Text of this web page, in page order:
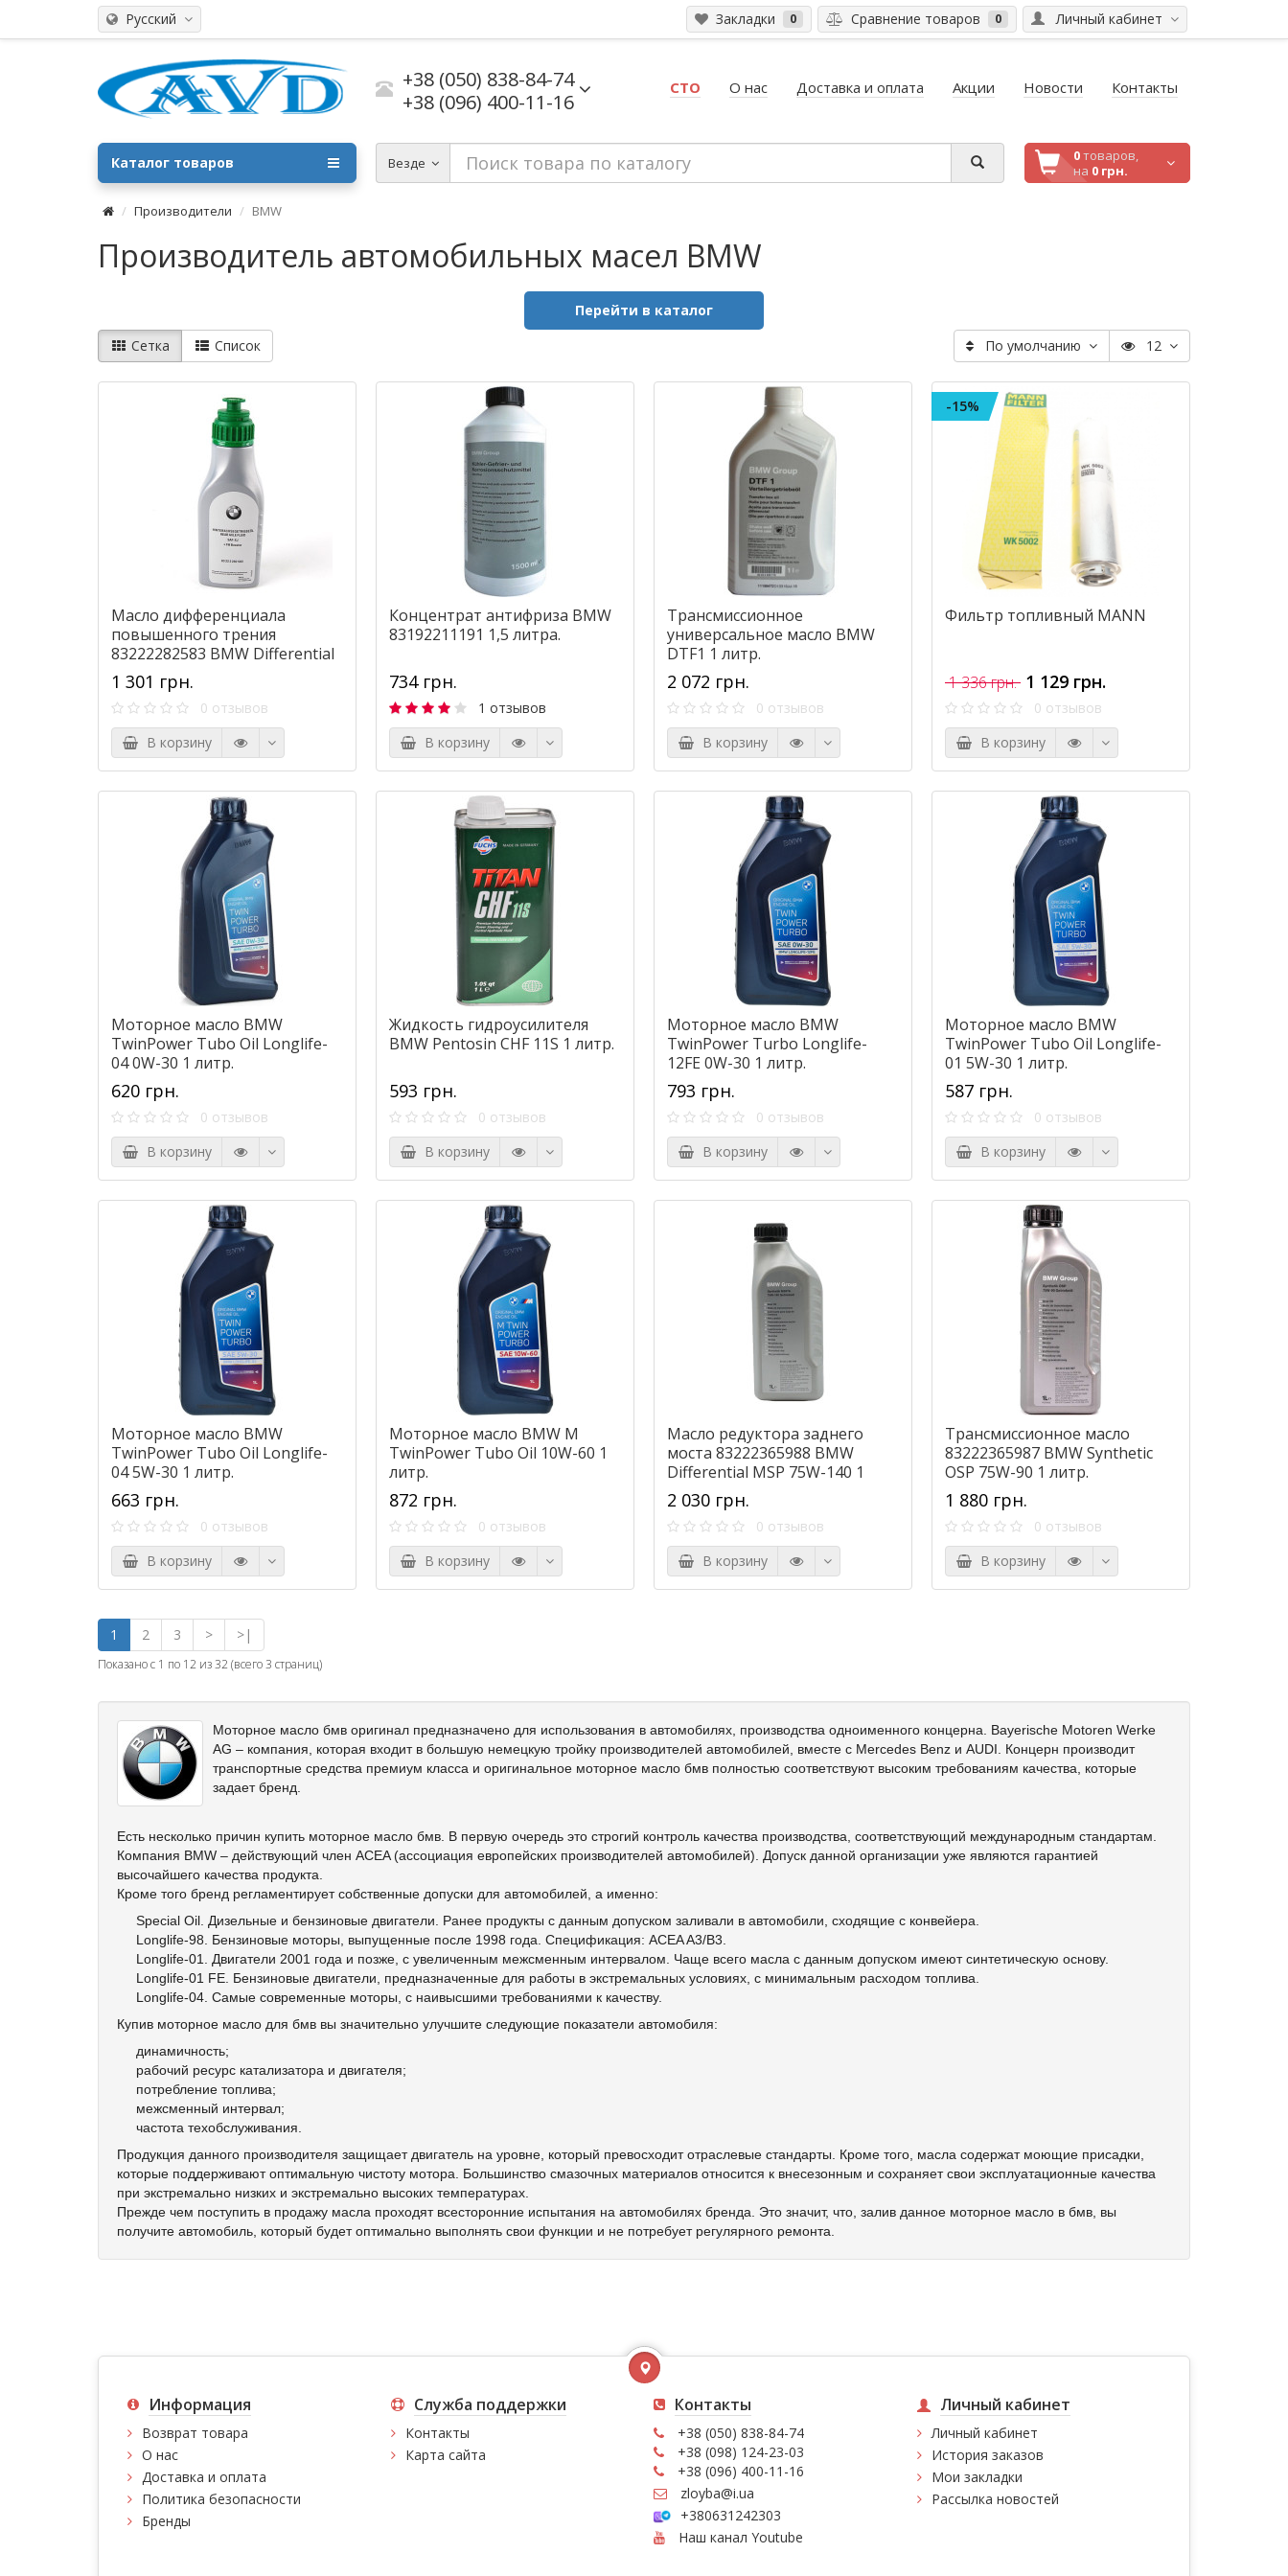
Русский Личный кабинет
Закладки 0 Сравнение товаров 0
+38 (050) 838-84-74
+38 (096) 400-11-16
СТО О нас Доставка и оплата Акции Новости Контакты
Везде 0товаров,
на 0 грн.
Каталог товаров
Производители BMW
Производитель автомобильных масел BMW
Перейти в каталог
Сетка
Список По умолчанию 12
Масло дифференциала
повышенного трения
83222282583 BMW Differential
Fluid SAF-XJ+FM 75W-140 0,5
литра.
1 301 грн.
0 отзывов
В корзину
Концентрат антифриза BMW
83192211191 1,5 литра.
734 грн.
1 отзывов
В корзину
Трансмиссионное
универсальное масло BMW
DTF1 1 литр.
2 072 грн.
0 отзывов
В корзину
-15%
Фильтр топливный MANN
1 336 грн. 1 129 грн.
0 отзывов
В корзину
Моторное масло BMW
TwinPower Tubo Oil Longlife-
04 0W-30 1 литр.
620 грн.
0 отзывов
В корзину
Жидкость гидроусилителя
BMW Pentosin CHF 11S 1 литр.
593 грн.
0 отзывов
В корзину
Моторное масло BMW
TwinPower Turbo Longlife-
12FE 0W-30 1 литр.
793 грн.
0 отзывов
В корзину
Моторное масло BMW
TwinPower Tubo Oil Longlife-
01 5W-30 1 литр.
587 грн.
0 отзывов
В корзину
Моторное масло BMW
TwinPower Tubo Oil Longlife-
04 5W-30 1 литр.
663 грн.
0 отзывов
В корзину
Моторное масло BMW M
TwinPower Tubo Oil 10W-60 1
литр.
872 грн.
0 отзывов
В корзину
Масло редуктора заднего
моста 83222365988 BMW
Differential MSP 75W-140 1
литр.
2 030 грн.
0 отзывов
В корзину
Трансмиссионное масло
83222365987 BMW Synthetic
OSP 75W-90 1 литр.
1 880 грн.
0 отзывов
В корзину
1 2 3 > >|
Показано с 1 по 12 из 32 (всего 3 страниц)
Моторное масло бмв оригинал предназначено для использования в автомобилях, производства одноименного концерна. Bayerische Motoren Werke
AG – компания, которая входит в большую немецкую тройку производителей автомобилей, вместе с Mercedes Benz и AUDI. Концерн производит
транспортные средства премиум класса и оригинальное моторное масло бмв полностью соответствуют высоким требованиям качества, которые
задает бренд.
Есть несколько причин купить моторное масло бмв. В первую очередь это строгий контроль качества производства, соответствующий международным стандартам.
Компания BMW – действующий член ACEA (ассоциация европейских производителей автомобилей). Допуск данной организации уже являются гарантией
высочайшего качества продукта.
Кроме того бренд регламентирует собственные допуски для автомобилей, а именно:
Special Oil. Дизельные и бензиновые двигатели. Ранее продукты с данным допуском заливали в автомобили, сходящие с конвейера.
Longlife-98. Бензиновые моторы, выпущенные после 1998 года. Спецификация: ACEA A3/B3.
Longlife-01. Двигатели 2001 года и позже, с увеличенным межсменным интервалом. Чаще всего масла с данным допуском имеют синтетическую основу.
Longlife-01 FE. Бензиновые двигатели, предназначенные для работы в экстремальных условиях, с минимальным расходом топлива.
Longlife-04. Самые современные моторы, с наивысшими требованиями к качеству.
Купив моторное масло для бмв вы значительно улучшите следующие показатели автомобиля:
динамичность;
рабочий ресурс катализатора и двигателя;
потребление топлива;
межсменный интервал;
частота техобслуживания.
Продукция данного производителя защищает двигатель на уровне, который превосходит отраслевые стандарты. Кроме того, масла содержат моющие присадки,
которые поддерживают оптимальную чистоту мотора. Большинство смазочных материалов относится к внесезонным и сохраняет свои эксплуатационные качества
при экстремально низких и экстремально высоких температурах.
Прежде чем поступить в продажу масла проходят всесторонние испытания на автомобилях бренда. Это значит, что, залив данное моторное масло в бмв, вы
получите автомобиль, который будет оптимально выполнять свои функции и не потребует регулярного ремонта.
Информация
Возврат товара
О нас
Доставка и оплата
Политика безопасности
Бренды
Служба поддержки
Контакты
Карта сайта
Контакты
+38 (050) 838-84-74
+38 (098) 124-23-03
+38 (096) 400-11-16
zloyba@i.ua
+380631242303
Наш канал Youtube
Личный кабинет
Личный кабинет
История заказов
Мои закладки
Рассылка новостей